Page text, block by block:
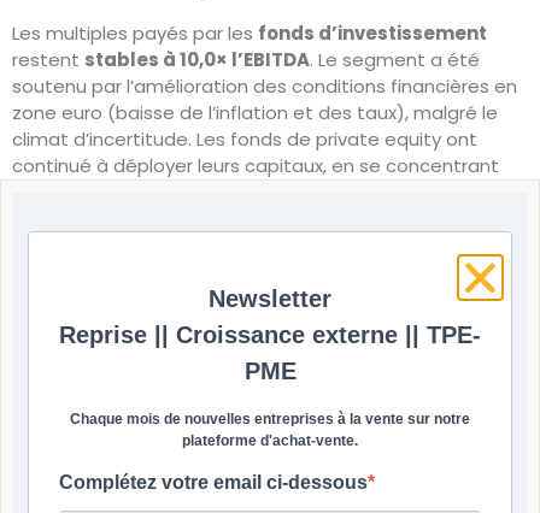
Les multiples payés par les fonds d’investissement
restent stables à 10,0× l’EBITDA. Le segment a été
soutenu par l’amélioration des conditions financières en
zone euro (baisse de l’inflation et des taux), malgré le
climat d’incertitude. Les fonds de private equity ont
continué à déployer leurs capitaux, en se concentrant
services aux entreprises 28 %. Sur le trimestre, le volume
moyen des opérations financées par les fonds était
supérieur de 60 % à celui des acquéreurs stratégiques.
Les acquéreurs stratégiques en
repli à 8,5× EBITDA
Les multiples payés par les
baissent à8,5× l’EBITDA, malgré le rally des marchés
Newsletter
Reprise || Croissance externe || TPE-
PME
Chaque mois de nouvelles entreprises à la vente sur notre
plateforme d'achat-vente.
Complétez votre email ci-dessous